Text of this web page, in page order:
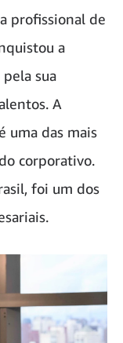
profissional de
a
sua
A
uma das mais
corporativo.
foi um dos